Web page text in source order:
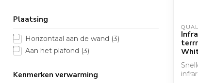
Plaatsing
Horizontaal aan de wand (3)
Aan het plafond (3)
Kenmerken verwarming